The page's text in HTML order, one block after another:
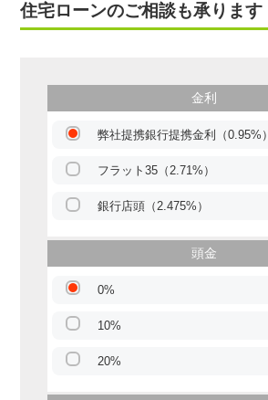
住宅ローンのご相談も承ります
金利
弊社提携銀行提携金利（0.95%）
フラット35（2.71%）
銀行店頭（2.475%）
頭金
0%
10%
20%